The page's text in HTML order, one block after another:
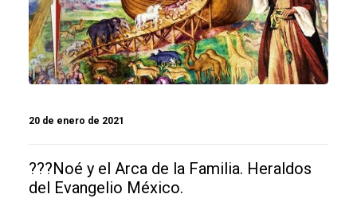
20 de enero de 2021
???Noé y el Arca de la Familia. Heraldos
del Evangelio México.